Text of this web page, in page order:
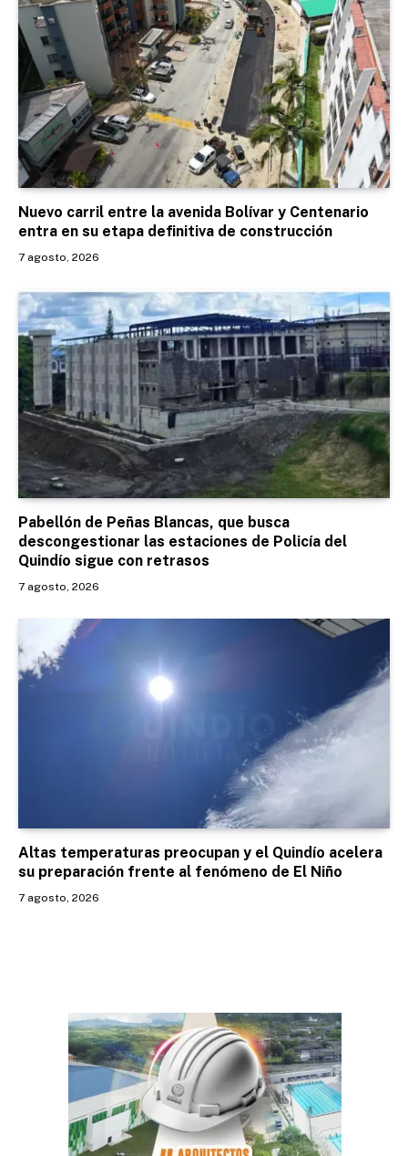
Nuevo carril entre la avenida Bolívar y Centenario
entra en su etapa definitiva de construcción
7 agosto, 2026
Pabellón de Peñas Blancas, que busca
descongestionar las estaciones de Policía del
Quindío sigue con retrasos
7 agosto, 2026
Altas temperaturas preocupan y el Quindío acelera
su preparación frente al fenómeno de El Niño
7 agosto, 2026